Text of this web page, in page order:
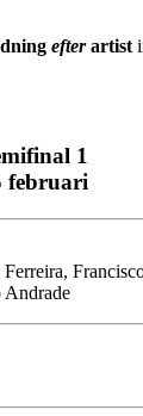
efterartist
1
februari
Andrade